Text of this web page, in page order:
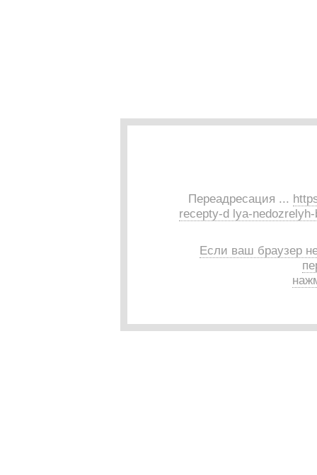
Переадресация ...
recepty-d lya-
Если ваш браузер